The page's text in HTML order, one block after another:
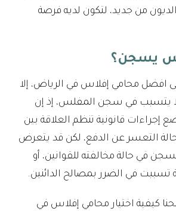
الديون من جديد، لتكون لديه فرصة
افضل محامي إفلاس في الرياض، إلا
لا يتسبب في سجن المفلس، إذ إن
إجراءات قانونية تنظم العلاقة بين
حالة التعسر عن الدفع، لكن قد يتعرض
في حالة مخالفته للقوانين، أو
تسببت في الضرر بمصالح الدائنين.
كيفية اختيار محامي إفلاس في